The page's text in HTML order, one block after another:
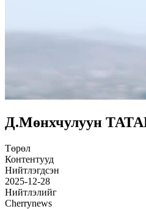
Д.Мөнхчулуун
Төрөл
Контентууд
Нийтлэгдсэн
2025-12-28
Нийтлэлийг
Cherrynews